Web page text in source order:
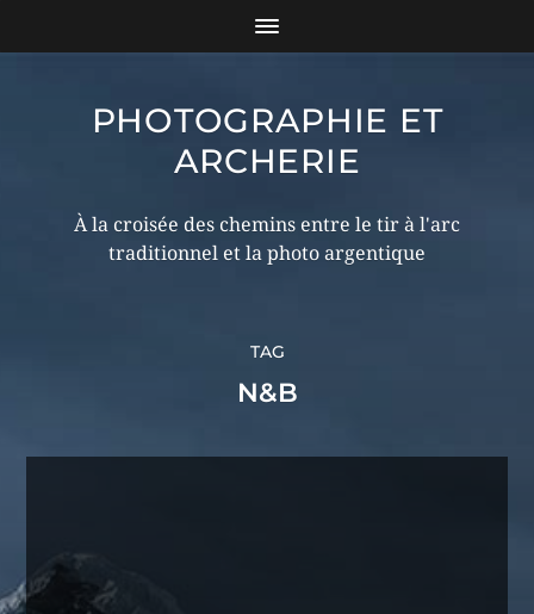
PHOTOGRAPHIE ET
ARCHERIE
À la croisée des chemins entre le tir à l'arc
traditionnel et la photo argentique
TAG
N&B